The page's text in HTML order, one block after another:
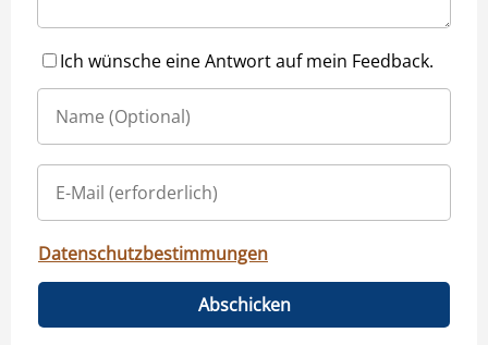
Ich wünsche eine Antwort auf mein Feedback.
Datenschutzbestimmungen
Abschicken